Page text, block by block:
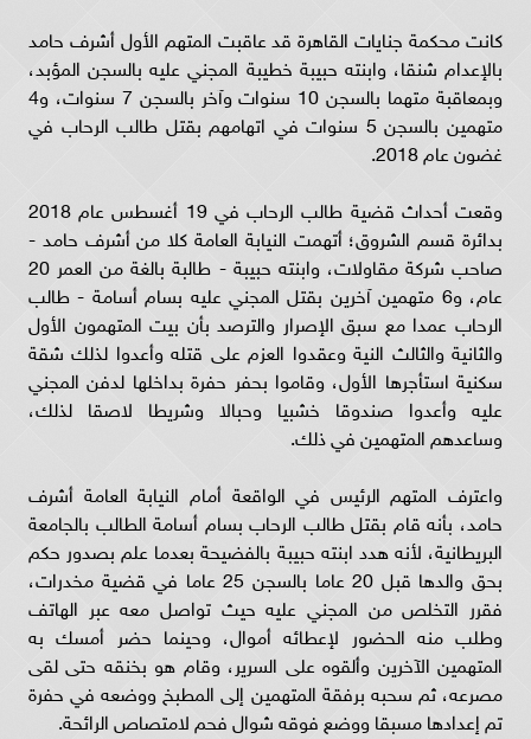
كانت محكمة جنايات القاهرة قد عاقبت المتهم الأول أشرف حامد
بالإعدام شنقا، وابنته حبيبة خطيبة المجني عليه بالسجن المؤبد،
وبمعاقبة متهما بالسجن 10 سنوات وآخر بالسجن 7 سنوات، و4
متهمين بالسجن 5 سنوات في اتهامهم بقتل طالب الرحاب في
غضون عام 2018.
وقعت أحداث قضية طالب الرحاب في 19 أغسطس عام 2018
بدائرة قسم الشروق؛ أتهمت النيابة العامة كلا من أشرف حامد -
صاحب شركة مقاولات، وابنته حبيبة - طالبة بالغة من العمر 20
عام، و6 متهمين آخرين بقتل المجني عليه بسام أسامة - طالب
الرحاب عمدا مع سبق الإصرار والترصد بأن بيت المتهمون الأول
والثانية والثالث النية وعقدوا العزم على قتله وأعدوا لذلك شقة
سكنية استأجرها الأول، وقاموا بحفر حفرة بداخلها لدفن المجني
عليه وأعدوا صندوقا خشبيا وحبالا وشريطا لاصقا لذلك،
وساعدهم المتهمين في ذلك.
واعترف المتهم الرئيس في الواقعة أمام النيابة العامة أشرف
حامد، بأنه قام بقتل طالب الرحاب بسام أسامة الطالب بالجامعة
البريطانية، لأنه هدد ابنته حبيبة بالفضيحة بعدما علم بصدور حكم
بحق والدها قبل 20 عاما بالسجن 25 عاما في قضية مخدرات،
فقرر التخلص من المجني عليه حيث تواصل معه عبر الهاتف
وطلب منه الحضور لإعطائه أموال، وحينما حضر أمسك به
المتهمين الآخرين وألقوه على السرير، وقام هو بخنقه حتى لقى
مصرعه، ثم سحبه برفقة المتهمين إلى المطبخ ووضعه في حفرة
تم إعدادها مسبقا ووضع فوقه شوال فحم لامتصاص الرائحة.